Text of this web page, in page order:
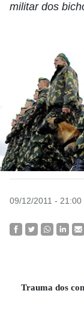
militar dos
09/12/2011 - 21:00
Trauma dos